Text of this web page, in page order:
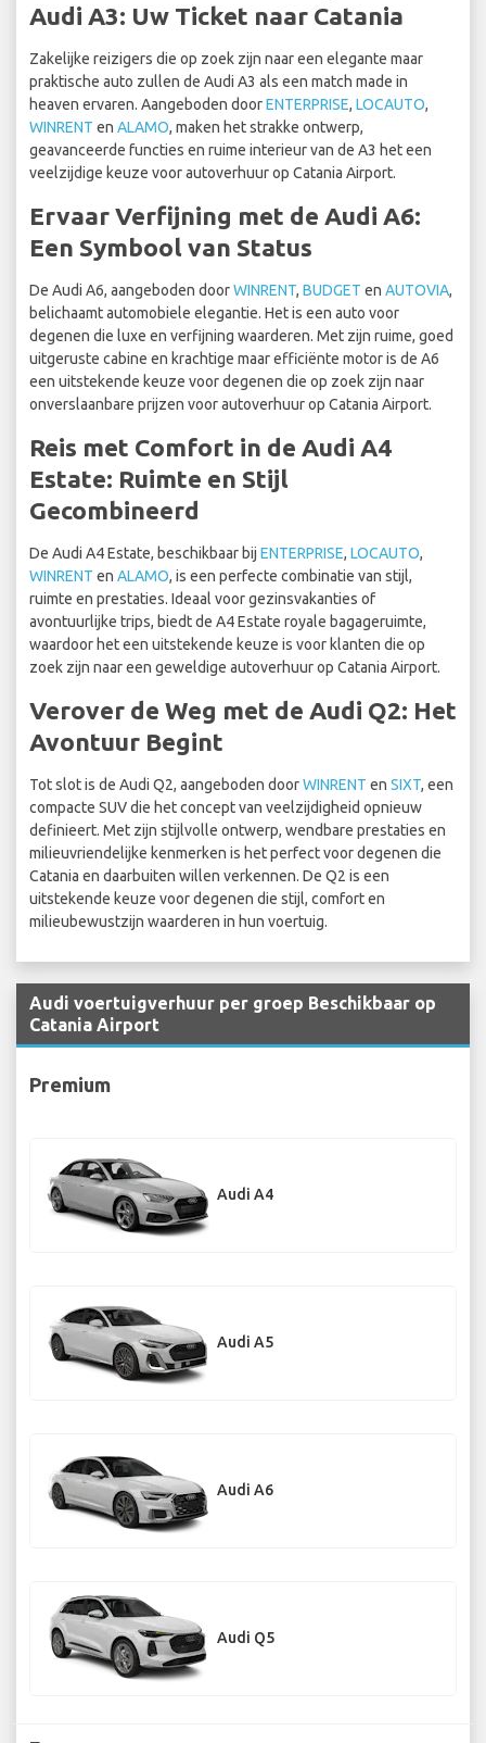
Audi A3: Uw Ticket naar Catania
Zakelijke reizigers die op zoek zijn naar een elegante maar
praktische auto zullen de Audi A3 als een match made in
heaven ervaren. Aangeboden doorENTERPRISE, LOCAUTO,
WINRENT en ALAMO, maken het strakke ontwerp,
geavanceerde functies en ruime interieur van de A3 het een
veelzijdige keuze voor autoverhuur op Catania Airport.
Ervaar Verfijning met de Audi A6:
Een Symbool van Status
De Audi A6, aangeboden doorWINRENT, BUDGET en AUTOVIA,
belichaamt automobiele elegantie. Het is een auto voor
degenen die luxe en verfijning waarderen. Met zijn ruime, goed
uitgeruste cabine en krachtige maar efficiënte motor is de A6
een uitstekende keuze voor degenen die op zoek zijn naar
onverslaanbare prijzen voor autoverhuur op Catania Airport.
Reis met Comfort in de Audi A4
Estate: Ruimte en Stijl
Gecombineerd
De Audi A4 Estate, beschikbaar bij ENTERPRISE, LOCAUTO,
WINRENT en ALAMO, is een perfecte combinatie van stijl,
ruimte en prestaties. Ideaal voor gezinsvakanties of
avontuurlijke trips, biedt de A4 Estate royale bagageruimte,
waardoor het een uitstekende keuze is voor klanten die op
zoek zijn naar een geweldige autoverhuur op Catania Airport.
Verover de Weg met de Audi Q2: Het
Avontuur Begint
Tot slot is de Audi Q2, aangeboden doorWINRENT en SIXT, een
compacte SUV die het concept van veelzijdigheid opnieuw
definieert. Met zijn stijlvolle ontwerp, wendbare prestaties en
milieuvriendelijke kenmerken is het perfect voor degenen die
Catania en daarbuiten willen verkennen. De Q2 is een
uitstekende keuze voor degenen die stijl, comfort en
milieubewustzijn waarderen in hun voertuig.
Audi voertuigverhuur per groep Beschikbaar op
Catania Airport
Premium
Audi A4
Audi A5
Audi A6
Audi Q5